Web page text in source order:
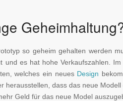
so geheim gehalten werden
es hat hohe Verkaufszahlen.
welches ein neues Design
dass das neue
Geld für das neue Model